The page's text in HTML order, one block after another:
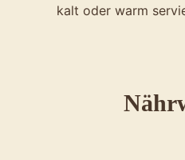
kalt oder warm